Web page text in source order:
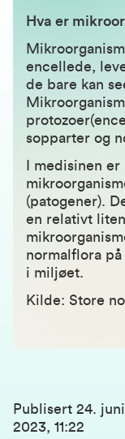
Hva er
encellede,
de bare kan
sopparter og
I medisinen
(patogener).
en relativt
normalflora
i miljøet.
Kilde: Store
Publisert 24.
2023, 11:22